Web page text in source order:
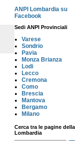
ANPI Lombardia su
Facebook
Sedi ANPI Provinciali
Varese
Sondrio
Pavia
Monza Brianza
Lodi
Lecco
Cremona
Como
Brescia
Mantova
Bergamo
Milano
Cerca tra le pagine della
Lombardia